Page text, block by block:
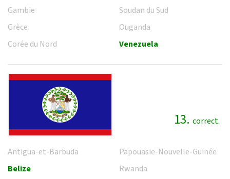
Gambie
Grèce
Corée du Nord
Soudan du Sud
Ouganda
Venezuela
13. correct.
Antigua-et-Barbuda
Belize
Papouasie-Nouvelle-Guinée
Rwanda